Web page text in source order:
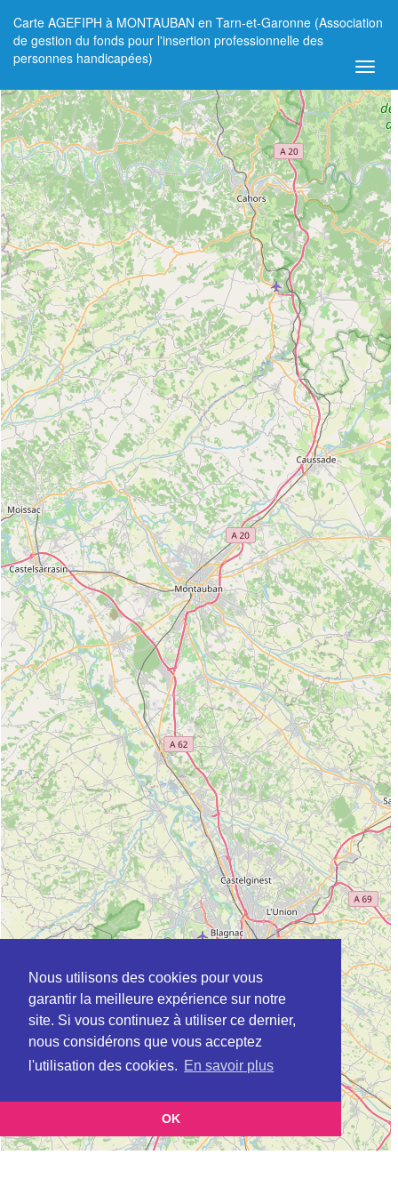
Nous utilisons des cookies pour vous
garantir la meilleure expérience sur notre
site. Si vous continuez à utiliser ce dernier,
nous considérons que vous acceptez
l'utilisation des cookies. En savoir plus
OK
Carte AGEFIPH à MONTAUBAN en Tarn-et-Garonne (Association
de gestion du fonds pour l'insertion professionnelle des
personnes handicapées)
+
−